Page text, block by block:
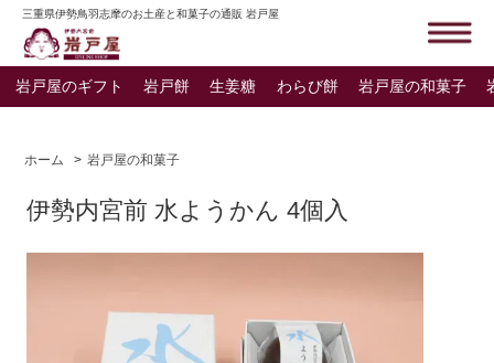
三重県伊勢鳥羽志摩のお土産と和菓子の通販 岩戸屋
岩戸屋のギフト 岩戸餅 生姜糖 わらび餅 岩戸屋の和菓子
ホーム > 岩戸屋の和菓子
伊勢内宮前 水ようかん 4個入